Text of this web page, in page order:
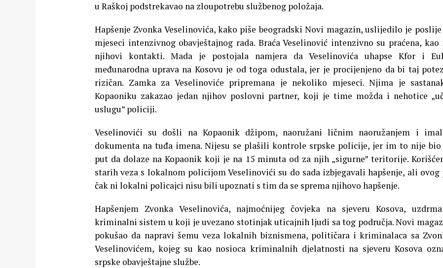
u Raškoj podstrekavao na zloupotrebu službenog položaja.
Hapšenje Zvonka Veselinovića, kako piše beogradski Novi magazin, uslijedilo je
mjeseci intenzivnog obavještajnog rada. Braća Veselinović intenzivno su praćena,
njihovi kontakti. Mada je postojala namjera da Veselinovića uhapse Kfor i
međunarodna uprava na Kosovu je od toga odustala, jer je procijenjeno da bi taj
rizičan. Zamka za Veselinoviće pripremana je nekoliko mjeseci. Njima je
Kopaoniku zakazao jedan njihov poslovni partner, koji je time možda i nehotice
uslugu” policiji.
Veselinovići su došli na Kopaonik džipom, naoružani ličnim naoružanjem i
dokumenta na tuđa imena. Nijesu se plašili kontrole srpske policije, jer im to nije
put da dolaze na Kopaonik koji je na 15 minuta od za njih „sigurne” teritorije.
starih veza s lokalnom policijom Veselinovići su do sada izbjegavali hapšenje, ali ovog
čak ni lokalni policajci nisu bili upoznati s tim da se sprema njihovo hapšenje.
Hapšenjem Zvonka Veselinovića, najmoćnijeg čovjeka na sjeveru Kosova,
kriminalni sistem u koji je uvezano stotinjak uticajnih ljudi sa tog područja. Novi
pokušao da napravi šemu veza lokalnih biznismena, političara i kriminalaca sa
Veselinovićem, kojeg su kao nosioca kriminalnih djelatnosti na sjeveru Kosova
srpske obavještajne službe.